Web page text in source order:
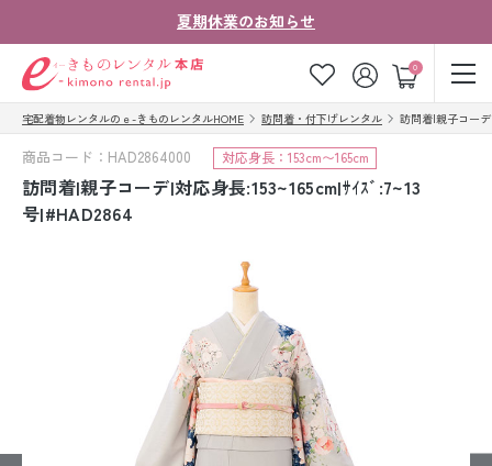
夏期休業のお知らせ
0
ゲスト
お気に入り ログイン カート
ご注文の流れ
会社案内
法人・グループの
お客様はこちら
着物の種類から探す
宅配着物レンタルのｅ-きものレンタルHOME 訪問着・付下げレンタル 訪問着|親子コーデ
商品コード：HAD2864000 対応身長：153cm〜165cm
訪問着|親子コーデ|対応身長:153~165cm|ｻｲｽﾞ:7~13
号|#HAD2864